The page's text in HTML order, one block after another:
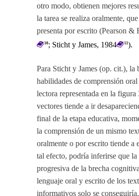
otro modo, obtienen mejores
la tarea se realiza oralmente,
presenta por escrito (Pearson &
10; Sticht y James, 1984 11).
Para Sticht y James (op. cit.), la
habilidades de comprensión
lectora representada en la figura
vectores tiende a ir
final de la etapa educativa,
la comprensión de un mismo
oralmente o por escrito tiende a
tal efecto, podría inferirse que la
progresiva de la brecha
lenguaje oral y escrito de los
informativos solo se